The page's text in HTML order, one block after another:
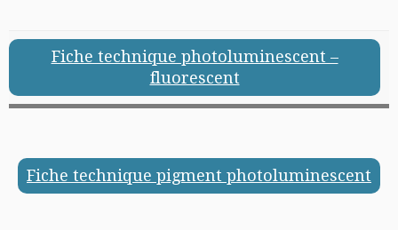
Fiche technique photoluminescent –
fluorescent
Fiche technique pigment photoluminescent